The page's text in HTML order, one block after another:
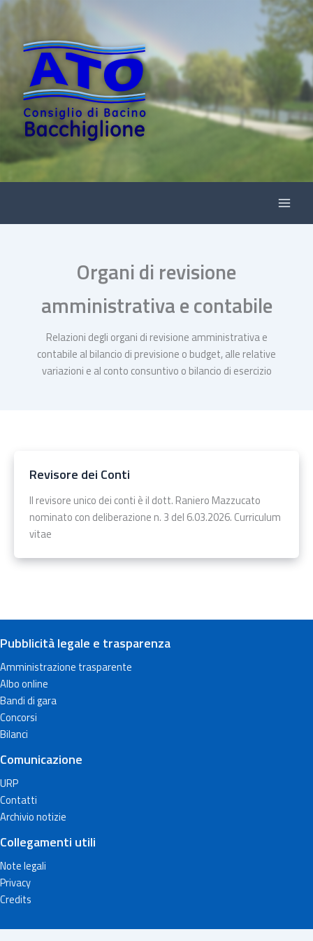
Vai
contenuto
Organi di revisione
amministrativa e contabile
Relazioni degli organi di revisione amministrativa e
contabile al bilancio di previsione o budget, alle relative
variazioni e al conto consuntivo o bilancio di esercizio
Revisore dei Conti
Il revisore unico dei conti è il dott. Raniero Mazzucato
nominato con deliberazione n. 3 del 6.03.2026. Curriculum
vitae
Pubblicità legale e trasparenza
Amministrazione trasparente
Albo online
Bandi di gara
Concorsi
Bilanci
Comunicazione
URP
Contatti
Archivio notizie
Collegamenti utili
Note legali
Privacy
Credits